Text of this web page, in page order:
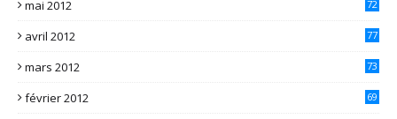
mai 2012 72
avril 2012 77
mars 2012 73
février 2012 69